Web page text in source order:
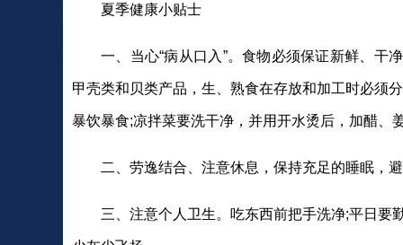
夏季健康小贴士
一、当心“病从口入”。食物必须保证新鲜、干
甲壳类和贝类产品，生、熟食在存放和加工时必须
暴饮暴食;凉拌菜要洗干净，并用开水烫后，加醋、
二、劳逸结合、注意休息，保持充足的睡眠，
三、注意个人卫生。吃东西前把手洗净;平日要